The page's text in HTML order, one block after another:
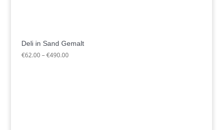
Deli in Sand Gemalt
€62.00 –€490.00Preisspanne: